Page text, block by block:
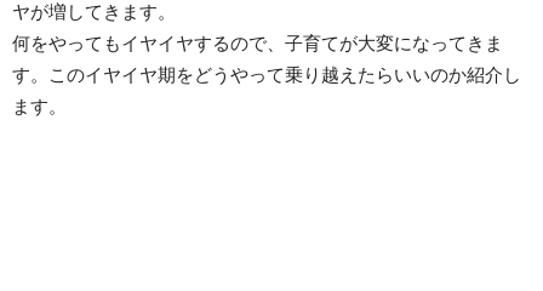
ヤが増してきます。
何をやってもイヤイヤするので、子育てが大変になってきま
す。このイヤイヤ期をどうやって乗り越えたらいいのか紹介し
ます。